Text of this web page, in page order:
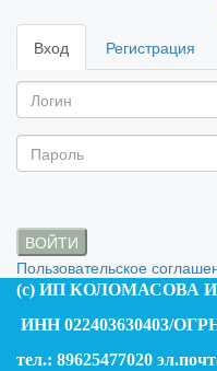
Вход Регистрация
ВОЙТИ
Пользовательское
(c) ИП КОЛОМАСОВА
ИНН 022403630403/
тел.: 89625477020